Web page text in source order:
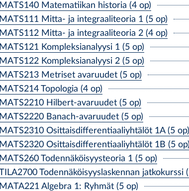
MATS140 Matematiikan historia (4 op)
MATS111 Mitta- ja integraaliteoria 1 (5 op)
MATS112 Mitta- ja integraaliteoria 2 (4 op)
MATS121 Kompleksianalyysi 1 (5 op)
MATS122 Kompleksianalyysi 2 (5 op)
MATS213 Metriset avaruudet (5 op)
MATS214 Topologia (4 op)
MATS2210 Hilbert-avaruudet (5 op)
MATS2220 Banach-avaruudet (5 op)
MATS2310 Osittaisdifferentiaaliyhtälöt 1A (5 op)
MATS2320 Osittaisdifferentiaaliyhtälöt 1B (5 op)
MATS260 Todennäköisyysteoria 1 (5 op)
Todennäköisyyslaskennan jatkokurssi
MATA221 Algebra 1: Ryhmät (5 op)